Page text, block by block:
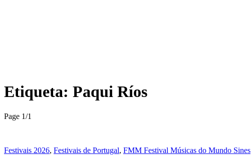
Etiqueta: Paqui Ríos
Page 1/1
Festivais 2026, Festivais de Portugal, FMM Festival Músicas do Mundo Sines